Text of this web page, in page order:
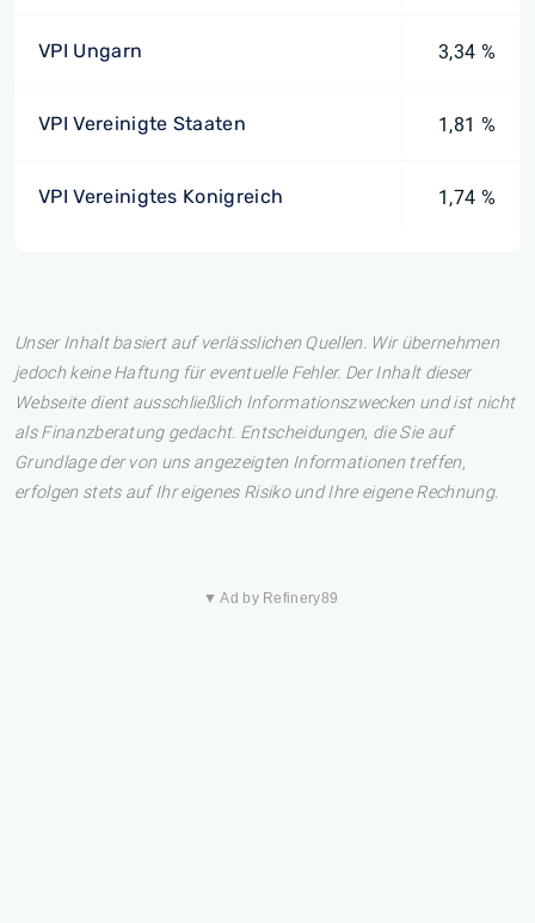
VPI Ungarn 3,34 %
VPI Vereinigte Staaten 1,81 %
VPI Vereinigtes Konigreich 1,74 %
Unser Inhalt basiert auf verlässlichen Quellen. Wir übernehmen
jedoch keine Haftung für eventuelle Fehler. Der Inhalt dieser
Webseite dient ausschließlich Informationszwecken und ist nicht
als Finanzberatung gedacht. Entscheidungen, die Sie auf
Grundlage der von uns angezeigten Informationen treffen,
erfolgen stets auf Ihr eigenes Risiko und Ihre eigene Rechnung.
▼ Ad by Refinery89